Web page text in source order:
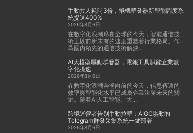
手動拉人耗時3倍，飛機群發器新智能調度系
統提速400%
2026年8月6日
在數字化浪潮席卷全球的今天，智能通信技
術正以前所未有的速度重塑着行業格局。作
爲國内領先的通信技術解決...
AI大模型驅動群發器，電報工具賦能企業數
字化提速
2026年8月6日
在數字化浪潮奔湧向前的今天，信息傳遞的
效率與智能化水平已成爲企業決勝未來的關
鍵。随着AI人工智能、大...
跨境運營者告别手動拉群：AIGC驅動的
Telegram群發采集系統一鍵部署
2026年8月6日